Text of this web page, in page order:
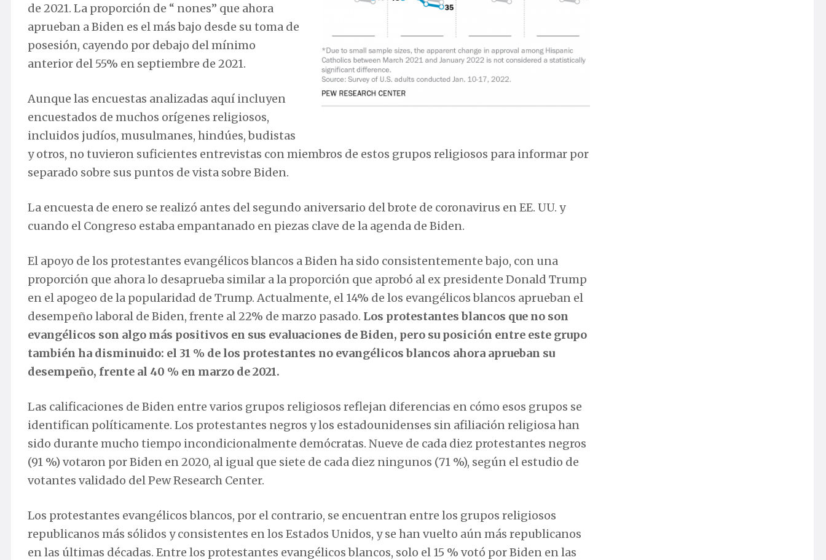
de 2021. La proporción de “ nones” que ahora
aprueban a Biden es el más bajo desde su toma de
posesión, cayendo por debajo del mínimo
anterior del 55% en septiembre de 2021.
Aunque las encuestas analizadas aquí incluyen
encuestados de muchos orígenes religiosos,
incluidos judíos, musulmanes, hindúes, budistas
y otros, no tuvieron suficientes entrevistas con miembros de estos grupos religiosos para informar por
separado sobre sus puntos de vista sobre Biden.
La encuesta de enero se realizó antes del segundo aniversario del brote de coronavirus en EE. UU. y
cuando el Congreso estaba empantanado en piezas clave de la agenda de Biden.
El apoyo de los protestantes evangélicos blancos a Biden ha sido consistentemente bajo, con una
proporción que ahora lo desaprueba similar a la proporción que aprobó al ex presidente Donald Trump
en el apogeo de la popularidad de Trump. Actualmente, el 14% de los evangélicos blancos aprueban el
desempeño laboral de Biden, frente al 22% de marzo pasado. Los protestantes blancos que no son
evangélicos son algo más positivos en sus evaluaciones de Biden, pero su posición entre este grupo
también ha disminuido: el 31 % de los protestantes no evangélicos blancos ahora aprueban su
desempeño, frente al 40 % en marzo de 2021.
Las calificaciones de Biden entre varios grupos religiosos reflejan diferencias en cómo esos grupos se
identifican políticamente. Los protestantes negros y los estadounidenses sin afiliación religiosa han
sido durante mucho tiempo incondicionalmente demócratas. Nueve de cada diez protestantes negros
(91 %) votaron por Biden en 2020, al igual que siete de cada diez ningunos (71 %), según el estudio de
votantes validado del Pew Research Center.
Los protestantes evangélicos blancos, por el contrario, se encuentran entre los grupos religiosos
republicanos más sólidos y consistentes en los Estados Unidos, y se han vuelto aún más republicanos
en las últimas décadas. Entre los protestantes evangélicos blancos, solo el 15 % votó por Biden en las